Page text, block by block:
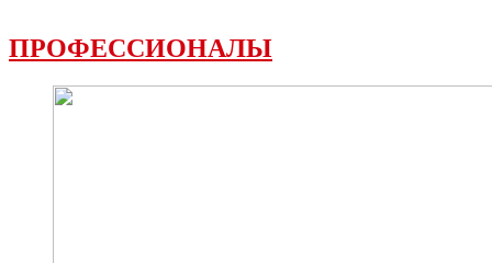
ПРОФЕССИОНАЛЫ